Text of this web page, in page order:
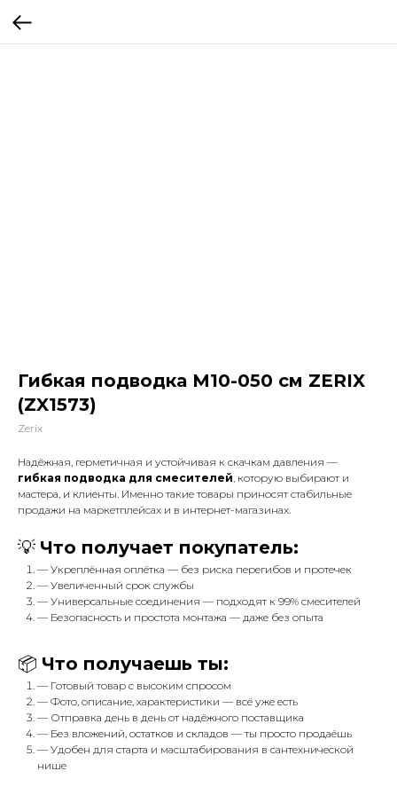
Гибкая подводка M10-050 см ZERIX
(ZX1573)
Zerix
Надёжная, герметичная и устойчивая к скачкам давления —
гибкая подводка для смесителей, которую выбирают и
мастера, и клиенты. Именно такие товары приносят стабильные
продажи на маркетплейсах и в интернет-магазинах.
💡 Что получает покупатель:
— Укреплённая оплётка — без риска перегибов и протечек
— Увеличенный срок службы
— Универсальные соединения — подходят к 99% смесителей
— Безопасность и простота монтажа — даже без опыта
📦 Что получаешь ты:
— Готовый товар с высоким спросом
— Фото, описание, характеристики — всё уже есть
— Отправка день в день от надёжного поставщика
— Без вложений, остатков и складов — ты просто продаёшь
— Удобен для старта и масштабирования в сантехнической
нише